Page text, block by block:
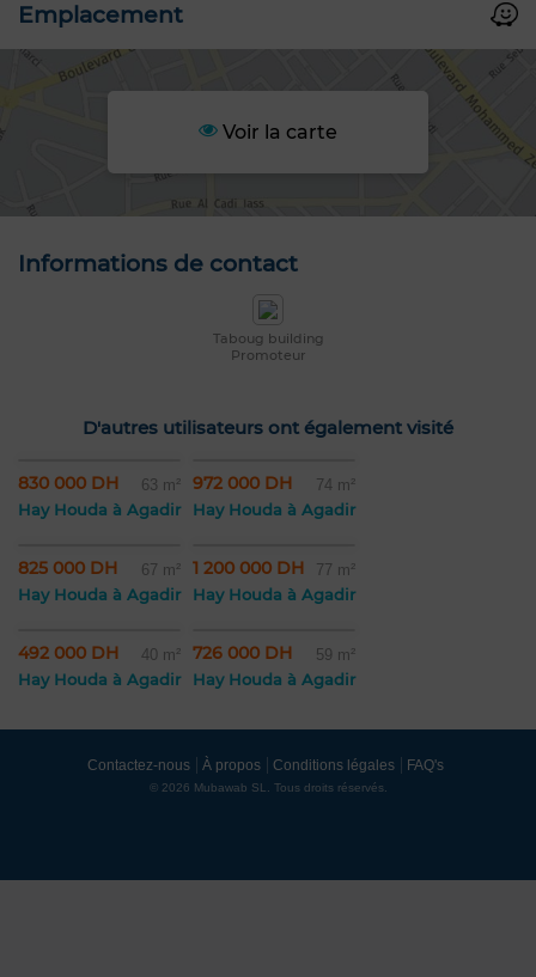
Emplacement
Voir la carte
Informations de contact
Taboug building
Promoteur
D'autres utilisateurs ont également visité
830 000 DH 63 m²
Hay Houda à Agadir
972 000 DH 74 m²
Hay Houda à Agadir
825 000 DH 67 m²
Hay Houda à Agadir
1 200 000 DH 77 m²
Hay Houda à Agadir
492 000 DH 40 m²
Hay Houda à Agadir
726 000 DH 59 m²
Hay Houda à Agadir
Contactez-nous À propos Conditions légales FAQ's
© 2026 Mubawab SL. Tous droits réservés.